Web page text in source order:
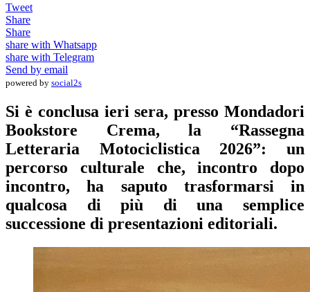
Tweet
Share
Share
share with Whatsapp
share with Telegram
Send by email
powered by social2s
Si è conclusa ieri sera, presso Mondadori
Bookstore Crema, la “Rassegna
Letteraria Motociclistica 2026”: un
percorso culturale che, incontro dopo
incontro, ha saputo trasformarsi in
qualcosa di più di una semplice
successione di presentazioni editoriali.